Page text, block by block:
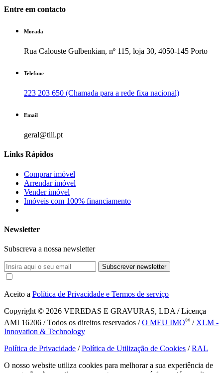
Entre em contacto
Morada
Rua Calouste Gulbenkian, nº 115, loja 30, 4050-145 Porto
Telefone
223 203 650 (Chamada para a rede fixa nacional)
Email
geral@till.pt
Links Rápidos
Comprar imóvel
Arrendar imóvel
Vender imóvel
Imóveis com 100% financiamento
Newsletter
Subscreva a nossa newsletter
Subscrever newsletter
Aceito a Política de Privacidade e Termos de serviço
Copyright © 2026 VEREDAS E GRAVURAS, LDA / Licença
AMI 16206 / Todos os direitos reservados /O MEU IMO® / XLM -
Innovation & Technology
Política de Privacidade /Política de Utilização de Cookies /RAL
O nosso website utiliza cookies para melhorar a sua experiência de